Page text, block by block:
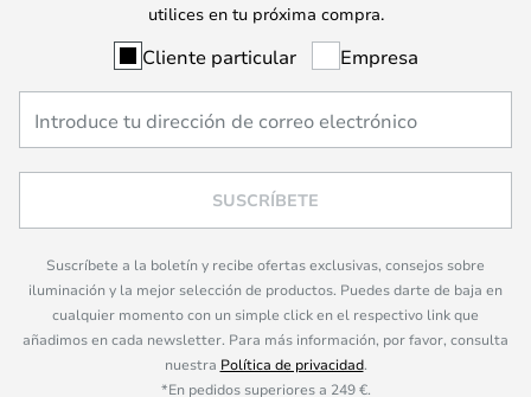
utilices en tu próxima compra.
Cliente particular Empresa
SUSCRÍBETE
Suscríbete a la boletín y recibe ofertas exclusivas, consejos sobre
iluminación y la mejor selección de productos. Puedes darte de baja en
cualquier momento con un simple click en el respectivo link que
añadimos en cada newsletter. Para más información, por favor, consulta
nuestra Política de privacidad.
*En pedidos superiores a 249 €.